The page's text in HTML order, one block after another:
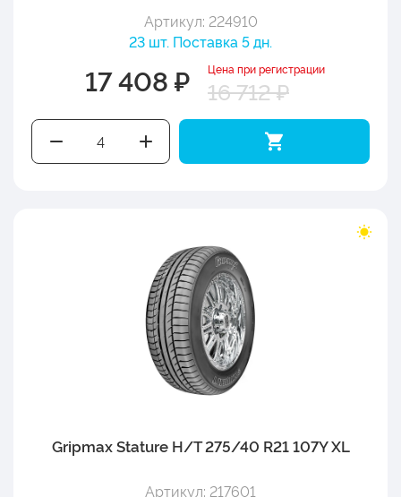
Артикул: 224910
23 шт. Поставка 5 дн.
17 408 ₽ Цена при регистрации
16 712 ₽
Gripmax Stature H/T 275/40 R21 107Y XL
Артикул: 217601